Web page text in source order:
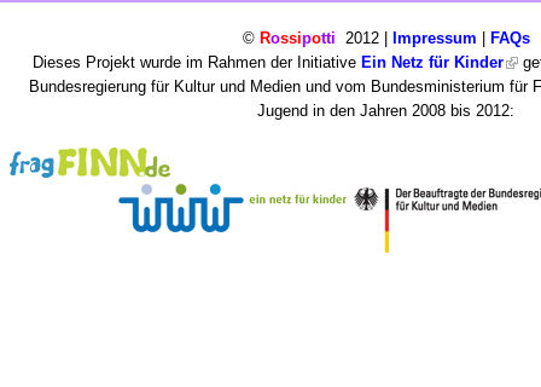
© Rossipotti 2012 | Impressum
FAQs
Dieses Projekt wurde im Rahmen der Initiative Ein Netz für Kinder
Bundesregierung für Kultur und Medien und vom Bundesministerium für
Jugend in den Jahren 2008 bis 2012: